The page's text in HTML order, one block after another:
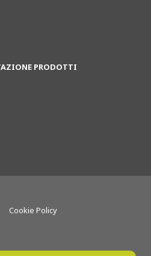
PRODOTTI
Cookie Policy